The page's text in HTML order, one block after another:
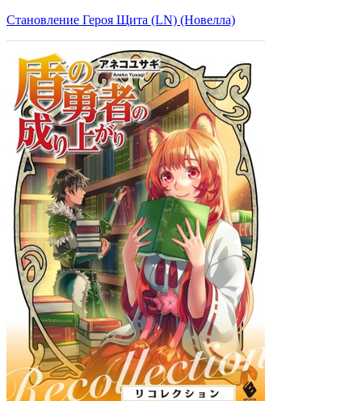
Становление Героя Щита (LN) (Новелла)